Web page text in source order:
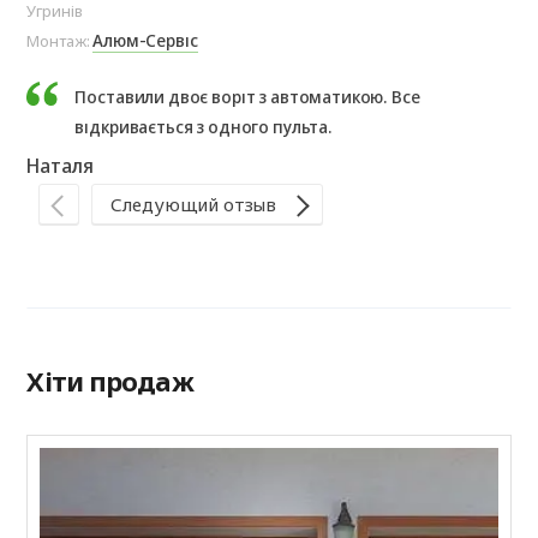
Угринів
Монтаж:Алюм-Сервіс
Поставили двоє воріт з автоматикою. Все
відкривається з одного пульта.
Наталя
Следующий отзыв
Хіти продаж